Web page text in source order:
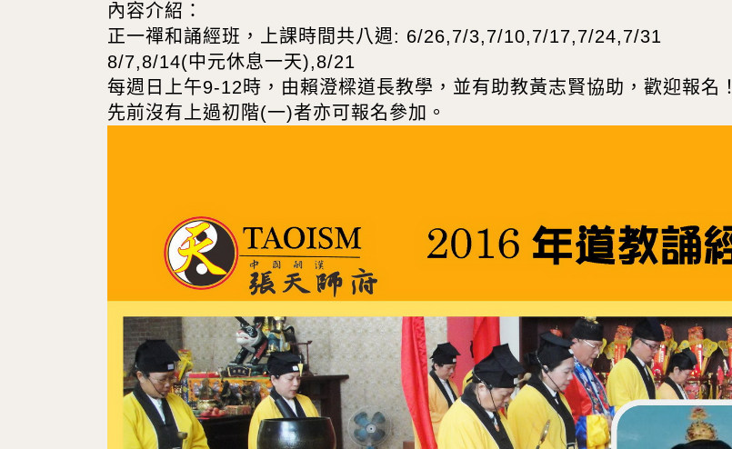
內容介紹：
正一禪和誦經班，上課時間共八週: 6/26,7/3,7/10,7/17,7/24,7/31
8/7,8/14(中元休息一天),8/21
每週日上午9-12時，由賴澄樑道長教學，並有助教黃志賢協助，歡迎報名！
先前沒有上過初階(一)者亦可報名參加。